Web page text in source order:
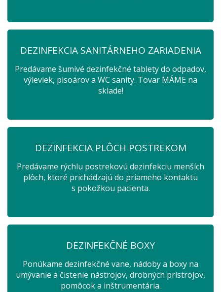
DEZINFEKCIA SANITÁRNEHO ZARIADENIA
Predávame šumivé dezinfekčné tablety do odpadov,
výleviek, pisoárov a WC sanity. Tovar MÁME na
sklade!
DEZINFEKCIA PLÔCH POSTREKOM
Predávame rýchlu postrekovú dezinfekciu menších
plôch, ktoré prichádzajú do priameho kontaktu
s pokožkou pacienta.
DEZINFEKČNÉ BOXY
Ponúkame dezinfekčné vane, nádoby a boxy na
umývanie a čistenie nástrojov, drobných prístrojov,
pomôcok a inštrumentária.